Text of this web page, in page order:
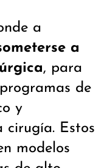
a
a
, para
de
y
cirugía. Estos
modelos